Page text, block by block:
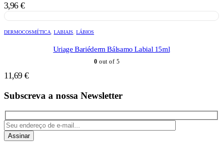
3,96 €
DERMOCOSMÉTICA, LABIAIS, LÁBIOS
Uriage Bariéderm Bálsamo Labial 15ml
0 out of 5
11,69 €
Subscreva a nossa Newsletter
Assinar